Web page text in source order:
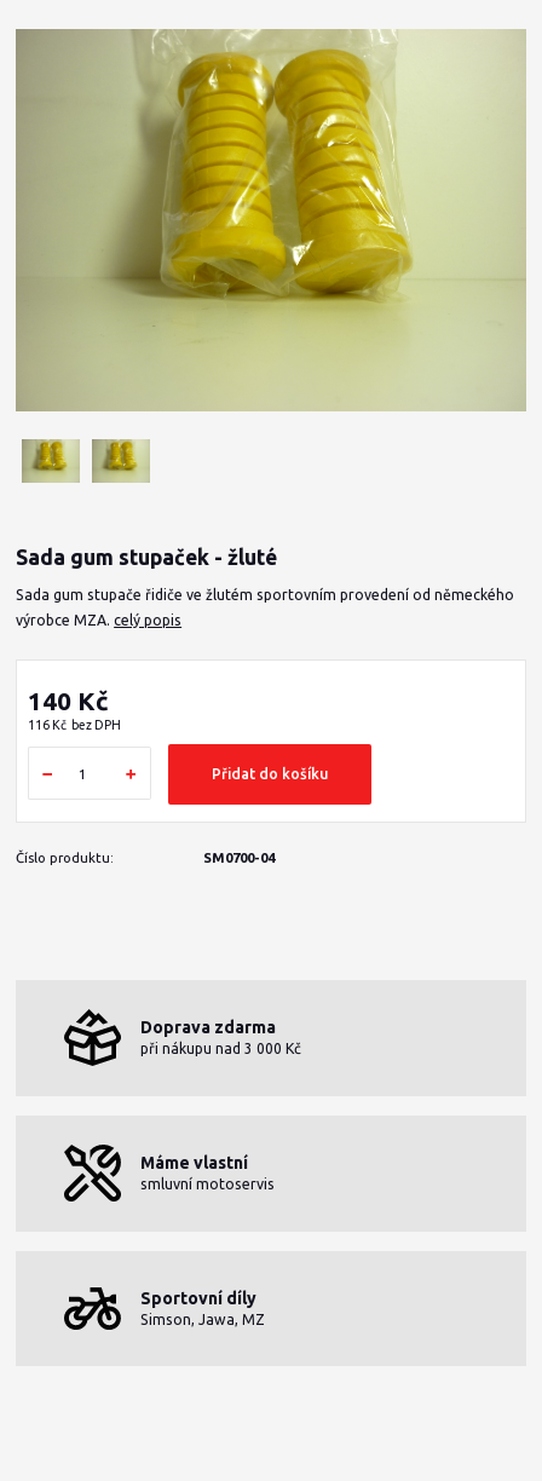
Sada gum stupaček - žluté
Sada gum stupače řidiče ve žlutém sportovním provedení od německého
výrobce MZA.celý popis
140 Kč
116 Kč bez DPH
Přidat do košíku
Číslo produktu: SM0700-04
Doprava zdarma
při nákupu nad 3 000 Kč
Máme vlastní
smluvní motoservis
Sportovní díly
Simson, Jawa, MZ